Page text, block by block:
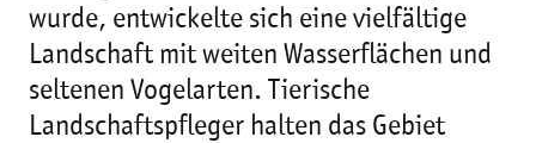
wurde, entwickelte sich eine vielfältige
Landschaft mit weiten Wasserflächen und
seltenen Vogelarten. Tierische
Landschaftspfleger halten das Gebiet